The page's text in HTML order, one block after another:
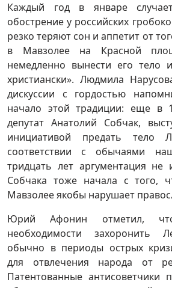
Каждый год в январе
обострение у российских
резко теряют сон и аппетит от
в Мавзолее на Красной
немедленно вынести его тело
христиански». Людмила
дискуссии с гордостью
начало этой традиции: еще в
депутат Анатолий Собчак,
инициативой предать тело
соответствии с обычаями
тридцать лет аргументация не
Собчака тоже начала с того,
Мавзолее якобы нарушает
Юрий Афонин отметил,
необходимости захоронить
обычно в периоды острых
для отвлечения народа от
Патентованные антисоветчики